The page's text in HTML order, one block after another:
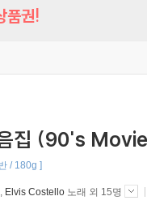
품권!
집 (90's
/ 180g ]
, Elvis Costello 노래 외 15명